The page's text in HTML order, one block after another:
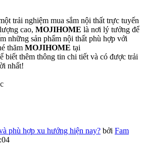
trải nghiệm mua sắm nội thất trực tuyến
cao, MOJIHOME là nơi lý tưởng để
những sản phẩm nội thất phù hợp với
thăm MOJIHOME tại
biết thêm thông tin chi tiết và có được trải
nhất!
phù hợp xu hướng hiện nay? bởi Fam